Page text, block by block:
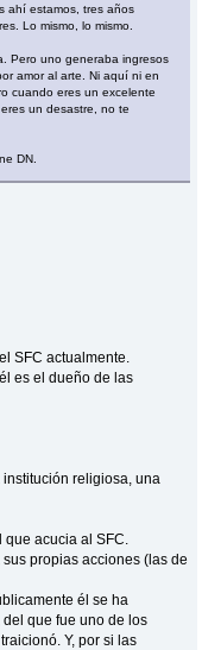
ahí estamos, tres años
Lo mismo, lo mismo.
Pero uno generaba ingresos
amor al arte. Ni aquí ni en
cuando eres un excelente
un desastre, no te
DN.
SFC actualmente.
es el dueño de las
religiosa, una
que acucia al SFC.
propias acciones (las de
él se ha
que fue uno de los
Y, por si las